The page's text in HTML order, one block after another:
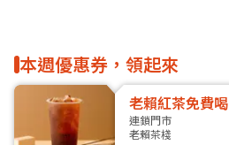
本週優惠券，領起來
老賴紅茶免費喝
連鎖門市
老賴茶棧